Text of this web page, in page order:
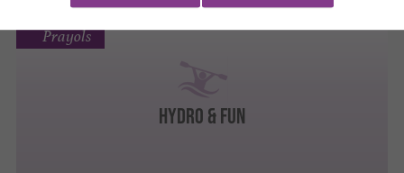
Hydro & Fun
Prayols